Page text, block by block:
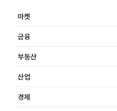
마켓
금융
부동산
산업
경제